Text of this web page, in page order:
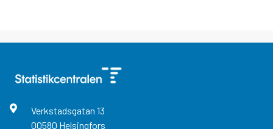
Verkstadsgatan 13
00580 Helsingfors